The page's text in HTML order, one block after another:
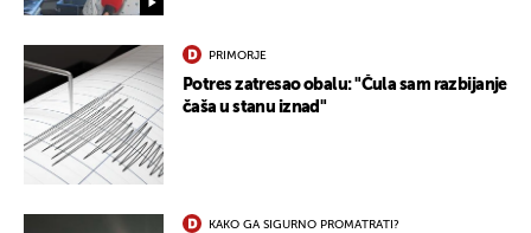
PRIMORJE
Potres zatresao obalu: "Čula sam razbijanje
čaša u stanu iznad"
KAKO GA SIGURNO PROMATRATI?